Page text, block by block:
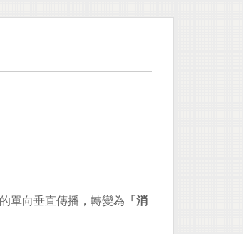
的單向垂直傳播，轉變為 「消